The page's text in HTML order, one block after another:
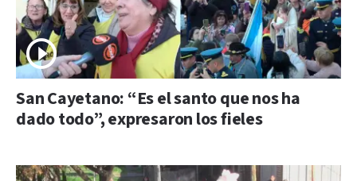
San Cayetano: “Es el santo que nos ha
dado todo”, expresaron los fieles